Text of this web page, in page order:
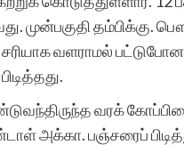
முன்பகுதி தம்பிக்கு.
சரியாக வளராமல்
வரக்
பஞ்சரைப்